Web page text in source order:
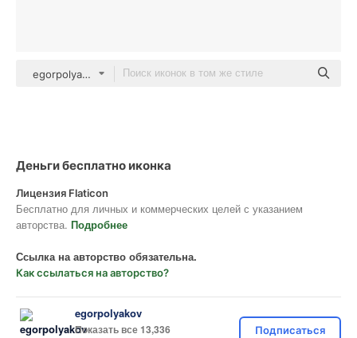
egorpolyakov Others
Деньги бесплатно иконка
Лицензия Flaticon
Бесплатно для личных и коммерческих целей с указанием
авторства. Подробнее
Ссылка на авторство обязательна.
Как ссылаться на авторство?
egorpolyakov
Показать все 13,336
Подписаться